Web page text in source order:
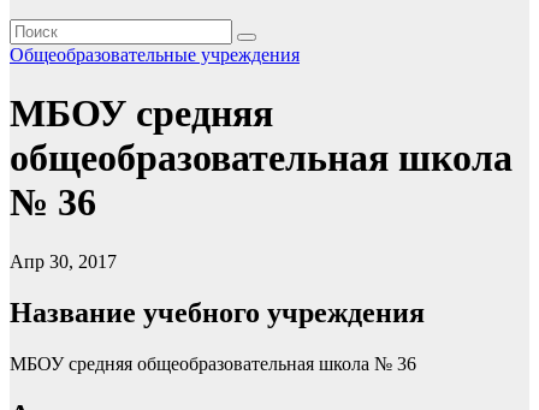
Общеобразовательные учреждения
МБОУ средняя
общеобразовательная школа
№ 36
Апр 30, 2017
Название учебного учреждения
МБОУ средняя общеобразовательная школа № 36